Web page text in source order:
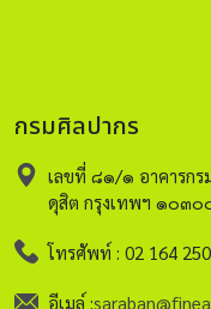
น้อยเพียงใด หากฝนตก
พิธีพิรุณศาสตร์มิได้จัดขึ้
เกิดภาวะแล้งขาดแค
ห่มผ้าของพระภิกษุสาม
อก (ตามความหมายใน
กรมศิลปากร
เลขที่ ๘๑/๑ อาคารกร
ดุสิต กรุงเทพฯ ๑๐๓๐
โทรศัพท์ : 02 164
อีเมล์ :